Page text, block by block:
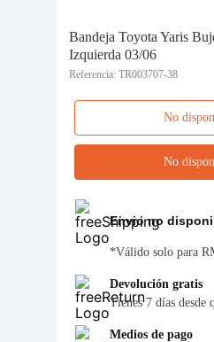
Bandeja Toyota Yaris
Izquierda 03/06
Referencia: TR003707-38
No
No
Envio no
*Válido solo para
Devolución gratis
Tienes 7 días desde
Medios de pago